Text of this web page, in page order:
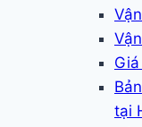
tại